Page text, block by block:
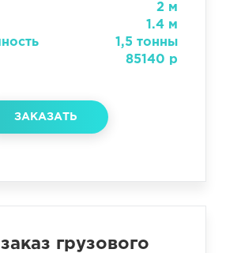
2 м
1.4 м
1,5 тонны
85140 р
ЗАКАЗАТЬ
грузового